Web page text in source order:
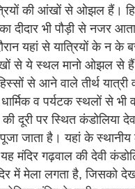
की आंखों से ओझल हैं।
का दीदार भी पौड़ी से नजर
यहां से यात्रियों के न के
से ये स्थल मानो ओझल से
से आने वाले तीर्थ यात्री
व पर्यटक स्थलों से भी
दूरी पर स्थित कंडोलिया
जाता है। यहां के स्थानीय
मंदिर गढ़वाल की देवी
में मेला लगता है, जिसको